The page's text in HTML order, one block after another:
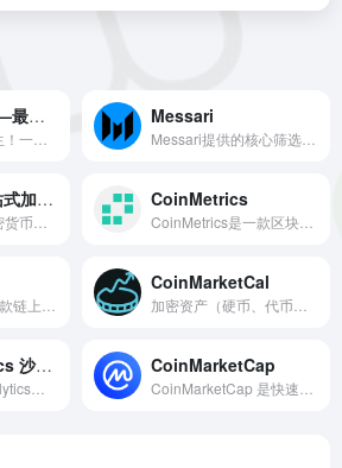
TradingView —最好用的图表工具 Messari
MyToken-一站式加密货币平台 CoinMetrics
CoinMarketCal
Dune Analytics 沙丘分析 CoinMarketCap